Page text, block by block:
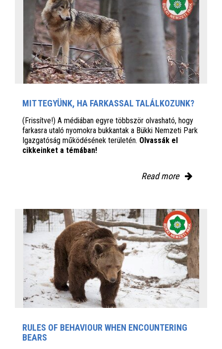
MIT TEGYÜNK, HA FARKASSAL TALÁLKOZUNK?
(Frissítve!) A médiában egyre többször olvasható, hogy
farkasra utaló nyomokra bukkantak a Bükki Nemzeti Park
Igazgatóság működésének területén. Olvassák el
cikkeinket a témában!
Read more
RULES OF BEHAVIOUR WHEN ENCOUNTERING
BEARS